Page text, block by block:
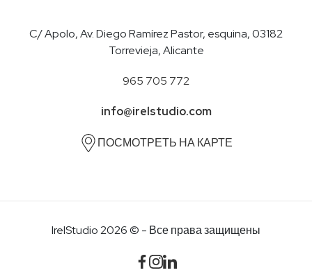
C/ Apolo, Av. Diego Ramírez Pastor, esquina, 03182
Torrevieja, Alicante
965 705 772
info@irelstudio.com
ПОСМОТРЕТЬ НА КАРТЕ
IrelStudio 2026 © - Все права защищены